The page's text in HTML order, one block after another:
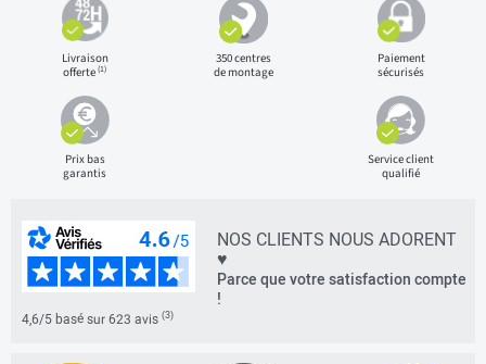
Livraison
offerte(1)
350 centres
de montage
Paiement
sécurisés
Prix bas
garantis
Service client
qualifié
NOS CLIENTS NOUS ADORENT
♥
Parce que votre satisfaction compte
!
4,6/5 basé sur 623 avis (3)